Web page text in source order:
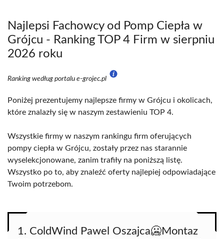
Najlepsi Fachowcy od Pomp Ciepła w
Grójcu - Ranking TOP 4 Firm w sierpniu
2026 roku
Ranking według portalu e-grojec.pl
Poniżej prezentujemy najlepsze firmy w Grójcu i okolicach,
które znalazły się w naszym zestawieniu TOP 4.
Wszystkie firmy w naszym rankingu firm oferujących
pompy ciepła w Grójcu, zostały przez nas starannie
wyselekcjonowane, zanim trafiły na poniższą listę.
Wszystko po to, aby znaleźć oferty najlepiej odpowiadające
Twoim potrzebom.
1. ColdWind Pawel Oszajca🥶Montaz